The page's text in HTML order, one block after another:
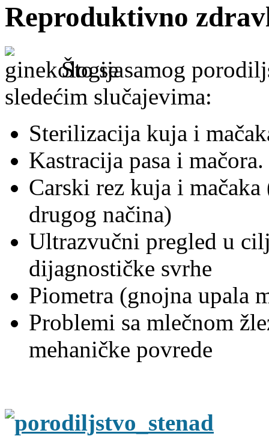
Reproduktivno
Što se samog
sledećim slučajevima:
Sterilizacija kuja i
Kastracija pasa i mačora.
Carski rez kuja i
drugog načina)
Ultrazvučni pregled u
dijagnostičke svrhe
Piometra (gnojna upala
Problemi sa mlečnom
mehaničke povrede